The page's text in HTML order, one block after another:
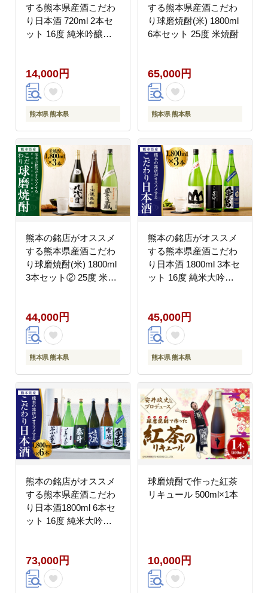
する熊本県産酒こだわ
り日本酒 720ml 2本セ
ット 16度 純米吟醸酒
14,000円
熊本県 熊本県
する熊本県産酒こだわ
り球磨焼酎(米) 1800ml
6本セット 25度 米焼酎
65,000円
熊本県 熊本県
熊本の銘店がオススメ
する熊本県産酒こだわ
り球磨焼酎(米) 1800ml
3本セット② 25度 米焼
44,000円
熊本県 熊本県
熊本の銘店がオススメ
する熊本県産酒こだわ
り日本酒 1800ml 3本セ
ット 16度 純米大吟醸
45,000円
熊本県 熊本県
熊本の銘店がオススメ
する熊本県産酒こだわ
り日本酒1800ml 6本セ
ット 16度 純米大吟醸
73,000円
球磨焼酎で作った紅茶
リキュール 500ml×1本
10,000円